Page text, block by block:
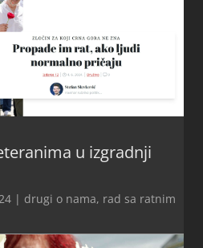
u izgradnji
| drugi o nama, rad sa ratnim